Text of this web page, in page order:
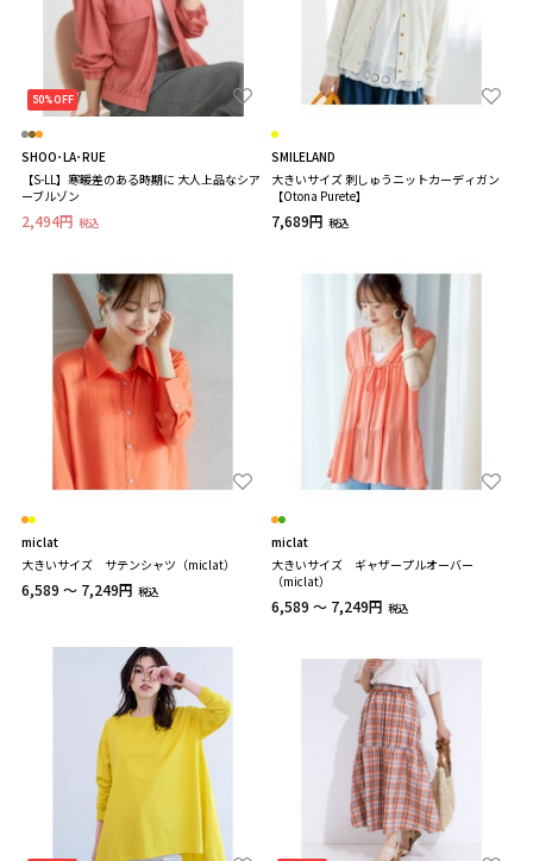
50%OFF
SHOO･LA･RUE
【S-LL】寒暖差のある時期に 大人上品なシア
ーブルゾン
2,494円 税込
SMILELAND
大きいサイズ 刺しゅうニットカーディガン
【Otona Purete】
7,689円 税込
miclat
大きいサイズ サテンシャツ（miclat）
6,589 ～ 7,249円 税込
miclat
大きいサイズ ギャザープルオーバー
（miclat）
6,589 ～ 7,249円 税込